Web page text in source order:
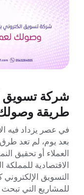
شركة تسويق
طريقة وصولك
في عصر يزداد فيه
بعد يوم، لم تعد
العملاء أو تحقيق
الاقتصادية
التسويق
للمشاريع التي